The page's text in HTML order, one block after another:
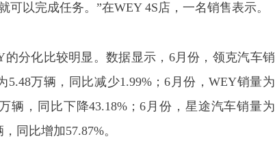
以完成任务。”在WEY 4S店，一名销售表示。
分化比较明显。数据显示，6月份，领克汽车销
万辆，同比减少1.99%；6月份，WEY销量为
辆，同比下降43.18%；6月份，星途汽车销量为
同比增加57.87%。